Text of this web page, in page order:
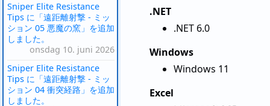
.NET
.NET 6.0
Windows
Windows 11
Excel
Sniper Elite Resistance
Tips に「遠距離射撃 - ミッ
ション 05 悪魔の窯」を追加
しました。
onsdag 10. juni 2026
Sniper Elite Resistance
Tips に「遠距離射撃 - ミッ
ション 04 衝突経路」を追加
しました。